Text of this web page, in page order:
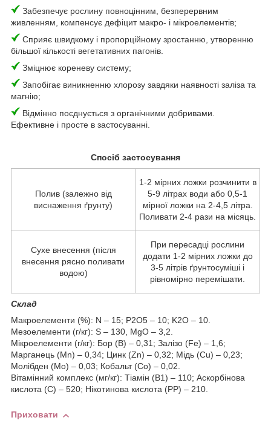
Забезпечує рослину повноцінним, безперервним
живленням, компенсує дефіцит макро- і мікроелементів;
Сприяє швидкому і пропорційному зростанню, утворенню
більшої кількості вегетативних пагонів.
Зміцнює кореневу систему;
Запобігає виникненню хлорозу завдяки наявності заліза та
магнію;
Відмінно поєднується з органічними добривами.
Ефективне і просте в застосуванні.
Спосіб застосування
Полив (залежно від
виснаження ґрунту)
1-2 мірних ложки розчинити в
5-9 літрах води або 0,5-1
мірної ложки на 2-4,5 літра.
Поливати 2-4 рази на місяць.
Сухе внесення (після
внесення рясно поливати
водою)
При пересадці рослини
додати 1-2 мірних ложки до
3-5 літрів ґрунтосуміші і
рівномірно перемішати.
Склад
Макроелементи (%): N – 15; P2О5 – 10; K2О – 10.
Мезоелементи (г/кг): S – 130, MgO – 3,2.
Мікроелементи (г/кг): Бор (В) – 0,31; Залізо (Fe) – 1,6;
Марганець (Мn) – 0,34; Цинк (Zn) – 0,32; Мідь (Cu) – 0,23;
Молібден (Мо) – 0,03; Кобальт (Со) – 0,02.
Вітамінний комплекс (мг/кг): Тіамін (В1) – 110; Аскорбінова
кислота (С) – 520; Нікотинова кислота (РР) – 210.
Приховати